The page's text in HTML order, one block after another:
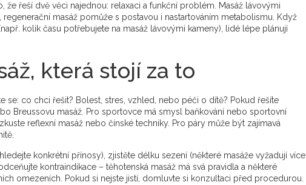
že řeší dvě věci najednou: relaxaci a funkční problém. Masáž lávovými
masáž pomůže s postavou i nastartováním metabolismu. Když
kolik času potřebujete na masáž lávovými kameny), lidé lépe plánují
která stojí za to
se: co chci řešit? Bolest, stres, vzhled, nebo péči o dítě? Pokud řešíte
Breussovu masáž. Pro sportovce má smysl baňkování nebo sportovní
reflexní masáž nebo čínské techniky. Pro páry může být zajímavá
konkrétní přínosy), zjistěte délku sezení (některé masáže vyžadují více
kontraindikace – těhotenská masáž má svá pravidla a některé
omezeních. Pokud si nejste jistí, domluvte si konzultaci před procedurou.